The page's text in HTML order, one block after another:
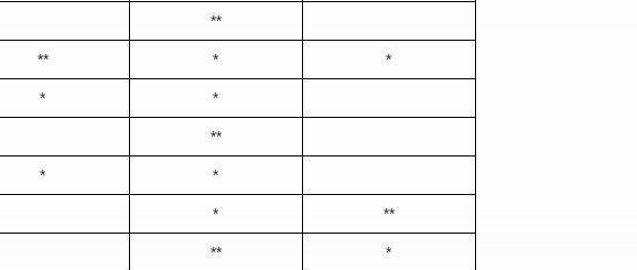
**
** * *
* *
**
* *
* **
** *